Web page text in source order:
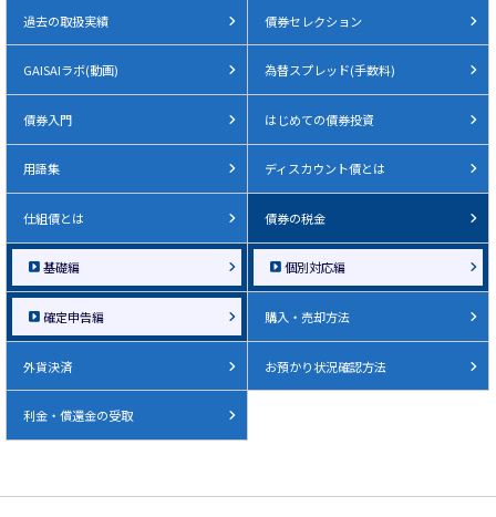
過去の取扱実績 債券セレクション
GAISAIラボ(動画) 為替スプレッド(手数料)
債券入門 はじめての債券投資
用語集 ディスカウント債とは
仕組債とは 債券の税金
基礎編 個別対応編
確定申告編 購入・売却方法
外貨決済 お預かり状況確認方法
利金・償還金の受取